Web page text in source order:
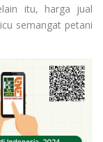
itu, harga jual
semangat petani